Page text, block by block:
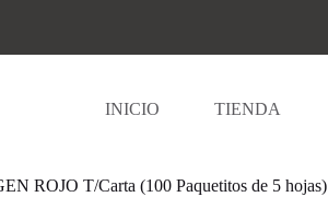
INICIO TIENDA
ROJO T/Carta (100 Paquetitos de 5 hojas)